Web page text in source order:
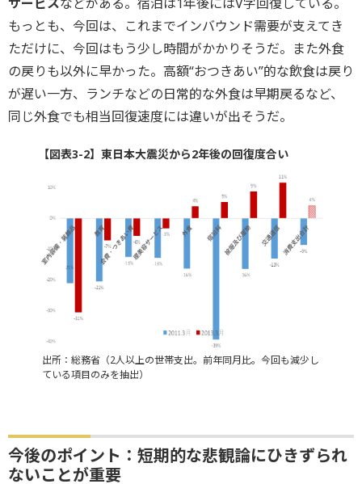
もっとも、今回は、これまでインバウンド需要が支えてき
ただけに、今回はもう少し時間がかかりそうだ。また外食
の戻りも以外に早かった。高額“おつきあい”的な飲食は戻り
が遅い一方、ランチなどの日常的な外食は早期戻るなど、
同じ外食でも相当回復速度には違いが出そうだ。
【図表3-2】東日本大震災から2年後の回復度合い
出所：総務省（2人以上の世帯支出。前年同月比。今回も減少し
ている項目のみを抽出）
今後のポイント：短期的な悲観論にひきずられ
ないことが重要